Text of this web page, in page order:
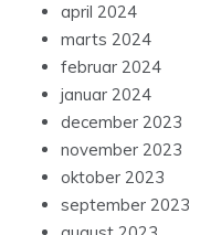
april 2024
marts 2024
februar 2024
januar 2024
december 2023
november 2023
oktober 2023
september 2023